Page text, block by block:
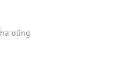
oling